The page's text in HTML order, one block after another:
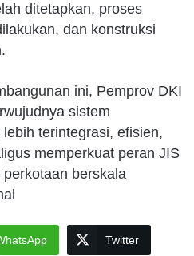
ditetapkan, proses
dan konstruksi
ini, Pemprov DKI
sistem
terintegrasi, efisien,
memperkuat peran JIS
berskala
Twitter